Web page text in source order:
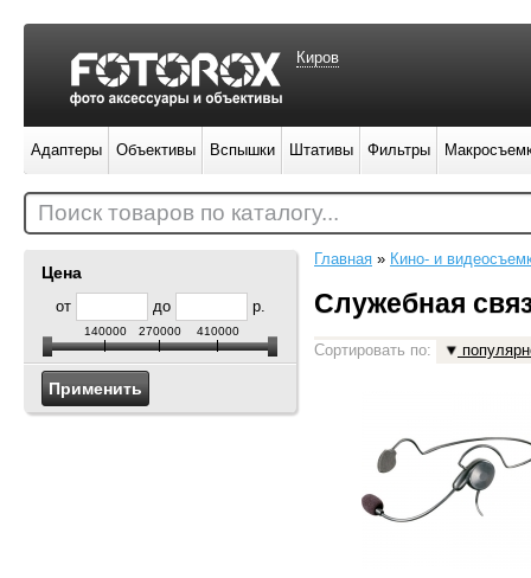
Цена
от до р.
140000 270000 410000
Главная » Кино- и
Служебная
Сортировать по:
Киров
Адаптеры Объективы Вспышки Штативы Фильтры
Поиск товаров по каталогу...